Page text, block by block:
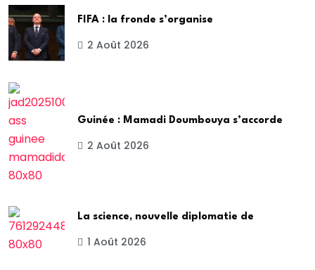
FIFA : la fronde s’organise
2 Août 2026
Guinée : Mamadi Doumbouya s’accorde
2 Août 2026
La science, nouvelle diplomatie de
1 Août 2026